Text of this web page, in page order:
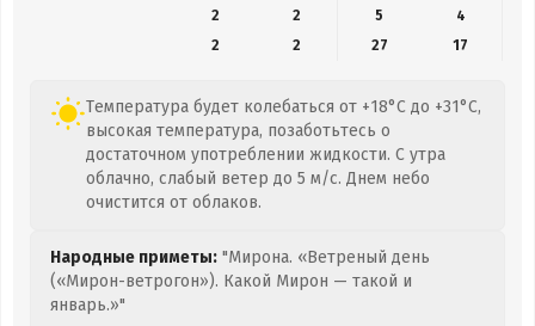
2
2 5
4
2
2 27 17
Температура будет колебаться от +18°C до +31°C,
высокая температура, позаботьтесь о
достаточном употреблении жидкости. С утра
облачно, слабый ветер до 5 м/с. Днем небо
очистится от облаков.
Народные приметы: "Мирона. «Ветреный день
(«Мирон-ветрогон»). Какой Мирон — такой и
январь.»"